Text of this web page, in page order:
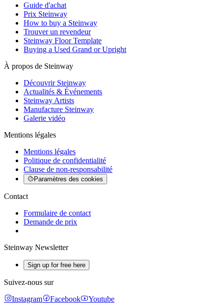
Guide d'achat
Prix Steinway
How to buy a Steinway
Trouver un revendeur
Steinway Floor Template
Buying a Used Grand or Upright
À propos de Steinway
Découvrir Steinway
Actualités & Événements
Steinway Artists
Manufacture Steinway
Galerie vidéo
Mentions légales
Mentions légales
Politique de confidentialité
Clause de non-responsabilité
Paramètres des cookies
Contact
Formulaire de contact
Demande de prix
Steinway Newsletter
Sign up for free here
Suivez-nous sur
Instagram
Facebook Youtube